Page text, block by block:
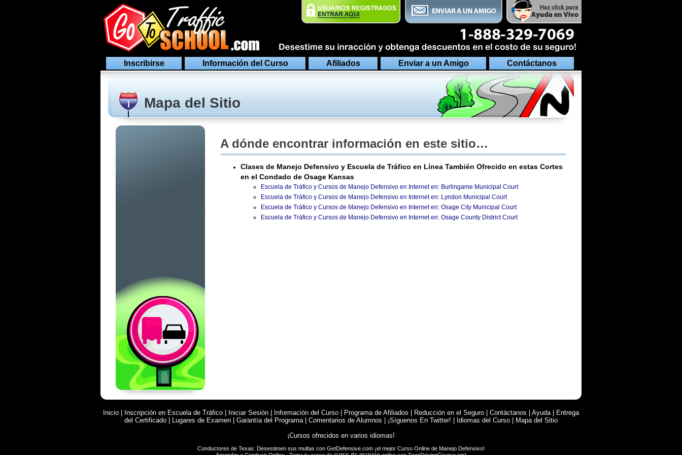
Inscribirse Información del Curso Afiliados Enviar a un Amigo Contáctanos
Mapa del Sitio
A dónde encontrar información en este sitio…
Clases de Manejo Defensivo y Escuela de Tráfico en Línea También Ofrecido en estas Cortes
en el Condado de Osage Kansas
Escuela de Tráfico y Cursos de Manejo Defensivo en Internet en: Burlingame Municipal Court
Escuela de Tráfico y Cursos de Manejo Defensivo en Internet en: Lyndon Municipal Court
Escuela de Tráfico y Cursos de Manejo Defensivo en Internet en: Osage City Municipal Court
Escuela de Tráfico y Cursos de Manejo Defensivo en Internet en: Osage County District Court
Inicio Inscripción en Escuela de Tráfico Iniciar Sesión Información del Curso Programa de Afiliados Reducción en el Seguro Contáctanos Ayuda|
Entrega
del Certificado
Lugares de Examen Garantía del Programa| Comentarios de Alumnos ¡Síguenos En Twitter! Idiomas del Curso
Mapa del Sitio
¡Cursos ofrecidos en varios idiomas!
Conductores de Texas: Desestimen sus multas con GetDefensive.com ¡el mejor Curso Online de Manejo Defensivo!